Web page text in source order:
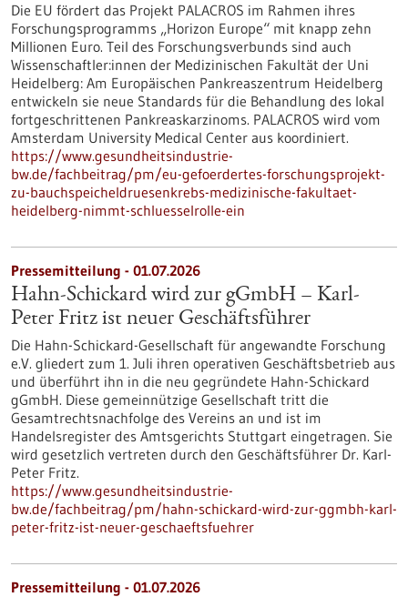
Die EU fördert das Projekt PALACROS im Rahmen ihres
Forschungsprogramms „Horizon Europe“ mit knapp zehn
Millionen Euro. Teil des Forschungsverbunds sind auch
Wissenschaftler:innen der Medizinischen Fakultät der Uni
Heidelberg: Am Europäischen Pankreaszentrum Heidelberg
entwickeln sie neue Standards für die Behandlung des lokal
fortgeschrittenen Pankreaskarzinoms. PALACROS wird vom
Amsterdam University Medical Center aus koordiniert.
https://www.gesundheitsindustrie-
bw.de/fachbeitrag/pm/eu-gefoerdertes-forschungsprojekt-
zu-bauchspeicheldruesenkrebs-medizinische-fakultaet-
heidelberg-nimmt-schluesselrolle-ein
Pressemitteilung - 01.07.2026
Hahn-Schickard wird zur gGmbH – Karl-
Peter Fritz ist neuer Geschäftsführer
Die Hahn-Schickard-Gesellschaft für angewandte Forschung
e.V. gliedert zum 1. Juli ihren operativen Geschäftsbetrieb aus
und überführt ihn in die neu gegründete Hahn-Schickard
gGmbH. Diese gemeinnützige Gesellschaft tritt die
Gesamtrechtsnachfolge des Vereins an und ist im
Handelsregister des Amtsgerichts Stuttgart eingetragen. Sie
wird gesetzlich vertreten durch den Geschäftsführer Dr. Karl-
Peter Fritz.
https://www.gesundheitsindustrie-
bw.de/fachbeitrag/pm/hahn-schickard-wird-zur-ggmbh-karl-
peter-fritz-ist-neuer-geschaeftsfuehrer
Pressemitteilung - 01.07.2026